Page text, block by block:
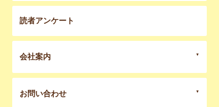
読者アンケート
会社案内
お問い合わせ